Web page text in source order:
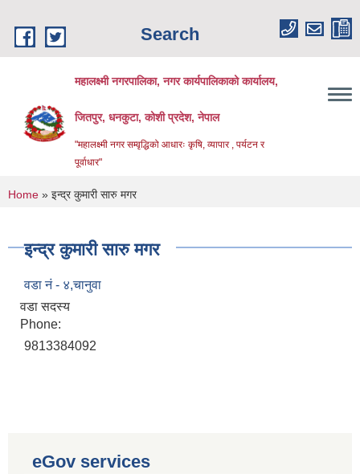
Search
महालक्ष्मी नगरपालिका, नगर कार्यपालिकाको कार्यालय,
जितपुर, धनकुटा, कोशी प्रदेश, नेपाल
"महालक्ष्मी नगर सम्वृद्धिको आधारः कृषि, व्यापार , पर्यटन र
पूर्वाधार"
You are here
Home » इन्द्र कुमारी सारु मगर
इन्द्र कुमारी सारु मगर
वडा नं - ४,चानुवा
वडा सदस्य
Phone:
9813384092
eGov services